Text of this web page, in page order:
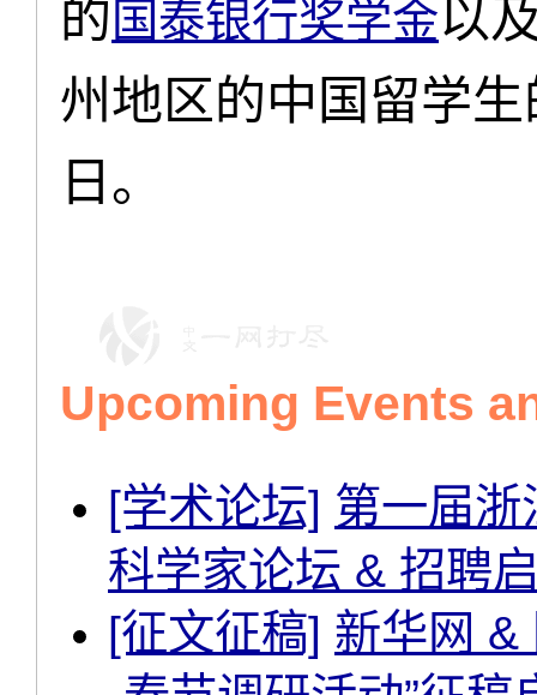
的 国泰银行奖学金以
州地区的中国留学
日。
Upcoming Events
[学术论坛] 第一届
科学家论坛 & 招聘
[征文征稿] 新华网 &